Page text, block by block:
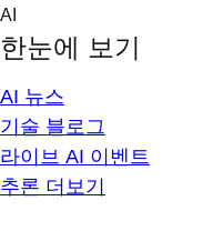
Skip
content
AI
한눈에 보기
AI 뉴스
기술 블로그
라이브 AI 이벤트
추론 더보기